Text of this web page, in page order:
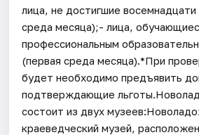
лица, не достигшие восемнадцати
среда месяца);- лица,
профессиональным
(первая среда месяца).*При
будет необходимо предъявить
подтверждающие
состоит из двух
краеведческий музей,